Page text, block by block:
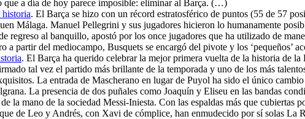
que a día de hoy parece imposible: eliminar al Barça. (…)
. El Barça se hizo con un récord estratosférico de puntos (55 de 57
Málaga. Manuel Pellegrini y sus jugadores hicieron lo humanamente
regreso al banquillo, apostó por los once jugadores que ha utilizado de
a partir del mediocampo, Busquets se encargó del pivote y los ‘pequeños’
. El Barça ha querido celebrar la mejor primera vuelta de la historia de
tal vez el partido más brillante de la temporada y uno de los más
La entrada de Mascherano en lugar de Puyol ha sido el único
La presencia de dos puñales como Joaquín y Eliseu en las bandas
la mano de la sociedad Messi-Iniesta. Con las espaldas más que
de Leo y Andrés, con Xavi de cómplice, han enmudecido por sí solas La